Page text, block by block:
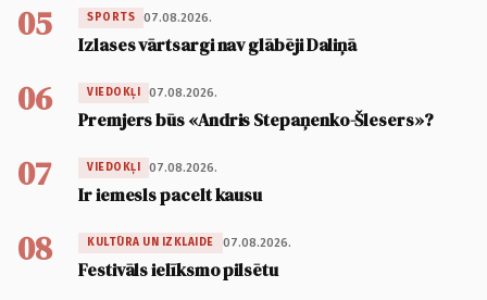
05 SPORTS 07.08.2026.
Izlases vārtsargi nav glābēji Daliņā
06 VIEDOKĻI 07.08.2026.
Premjers būs «Andris Stepaņenko-Šlesers»?
07 VIEDOKĻI 07.08.2026.
Ir iemesls pacelt kausu
08 KULTŪRA UN IZKLAIDE 07.08.2026.
Festivāls ielīksmo pilsētu